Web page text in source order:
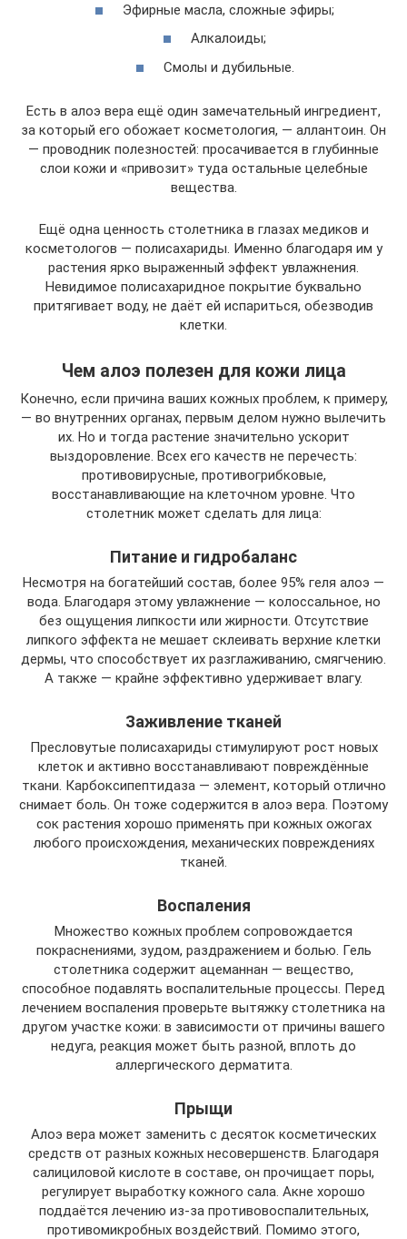
Эфирные масла, сложные эфиры;
Алкалоиды;
Смолы и дубильные.
Есть в алоэ вера ещё один замечательный ингредиент,
за который его обожает косметология, — аллантоин. Он
— проводник полезностей: просачивается в глубинные
слои кожи и «привозит» туда остальные целебные
вещества.
Ещё одна ценность столетника в глазах медиков и
косметологов — полисахариды. Именно благодаря им у
растения ярко выраженный эффект увлажнения.
Невидимое полисахаридное покрытие буквально
притягивает воду, не даёт ей испариться, обезводив
клетки.
Чем алоэ полезен для кожи лица
Конечно, если причина ваших кожных проблем, к примеру,
— во внутренних органах, первым делом нужно вылечить
их. Но и тогда растение значительно ускорит
выздоровление. Всех его качеств не перечесть:
противовирусные, противогрибковые,
восстанавливающие на клеточном уровне. Что
столетник может сделать для лица:
Питание и гидробаланс
Несмотря на богатейший состав, более 95% геля алоэ —
вода. Благодаря этому увлажнение — колоссальное, но
без ощущения липкости или жирности. Отсутствие
липкого эффекта не мешает склеивать верхние клетки
дермы, что способствует их разглаживанию, смягчению.
А также — крайне эффективно удерживает влагу.
Заживление тканей
Пресловутые полисахариды стимулируют рост новых
клеток и активно восстанавливают повреждённые
ткани. Карбоксипептидаза — элемент, который отлично
снимает боль. Он тоже содержится в алоэ вера. Поэтому
сок растения хорошо применять при кожных ожогах
любого происхождения, механических повреждениях
тканей.
Воспаления
Множество кожных проблем сопровождается
покраснениями, зудом, раздражением и болью. Гель
столетника содержит ацеманнан — вещество,
способное подавлять воспалительные процессы. Перед
лечением воспаления проверьте вытяжку столетника на
другом участке кожи: в зависимости от причины вашего
недуга, реакция может быть разной, вплоть до
аллергического дерматита.
Прыщи
Алоэ вера может заменить с десяток косметических
средств от разных кожных несовершенств. Благодаря
салициловой кислоте в составе, он прочищает поры,
регулирует выработку кожного сала. Акне хорошо
поддаётся лечению из-за противовоспалительных,
противомикробных воздействий. Помимо этого,